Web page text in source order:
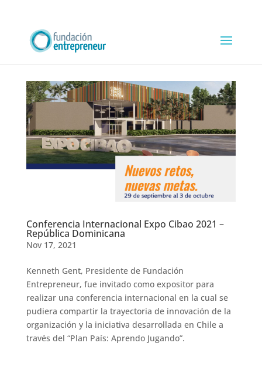
Conferencia Internacional Expo Cibao 2021 –
República Dominicana
Nov 17, 2021
Kenneth Gent, Presidente de Fundación
Entrepreneur, fue invitado como expositor para
realizar una conferencia internacional en la cual se
pudiera compartir la trayectoria de innovación de la
organización y la iniciativa desarrollada en Chile a
través del “Plan País: Aprendo Jugando”.